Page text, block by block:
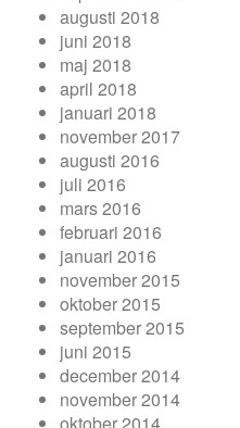
augusti 2018
juni 2018
maj 2018
april 2018
januari 2018
november 2017
augusti 2016
juli 2016
mars 2016
februari 2016
januari 2016
november 2015
oktober 2015
september 2015
juni 2015
december 2014
november 2014